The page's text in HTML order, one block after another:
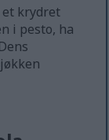
et krydret
i pesto, ha